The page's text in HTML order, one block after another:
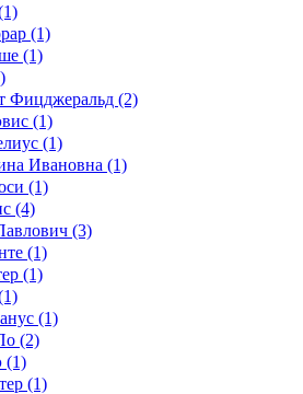
(1)
(1)
Фицджеральд (2)
(1)
(1)
Ивановна (1)
(1)
(4)
(3)
(1)
(1)
(1)
(2)
(1)
(1)